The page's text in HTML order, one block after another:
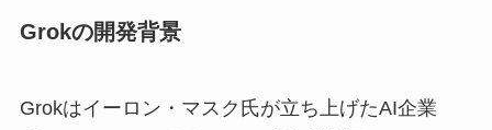
Grokの開発背景
Grokはイーロン・マスク氏が立ち上げたAI企業